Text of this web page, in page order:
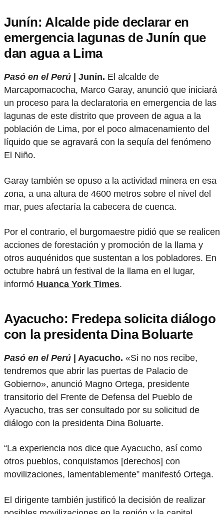
Junín: Alcalde pide declarar en
emergencia lagunas de Junín que
dan agua a Lima
Pasó en el Perú | Junín. El alcalde de
Marcapomacocha, Marco Garay, anunció que iniciará
un proceso para la declaratoria en emergencia de las
lagunas de este distrito que proveen de agua a la
población de Lima, por el poco almacenamiento del
líquido que se agravará con la sequía del fenómeno
El Niño.
Garay también se opuso a la actividad minera en esa
zona, a una altura de 4600 metros sobre el nivel del
mar, pues afectaría la cabecera de cuenca.
Por el contrario, el burgomaestre pidió que se realicen
acciones de forestación y promoción de la llama y
otros auquénidos que sustentan a los pobladores. En
octubre habrá un festival de la llama en el lugar,
informó Huanca York Times.
Ayacucho: Fredepa solicita diálogo
con la presidenta Dina Boluarte
Pasó en el Perú | Ayacucho. «Si no nos recibe,
tendremos que abrir las puertas de Palacio de
Gobierno», anunció Magno Ortega, presidente
transitorio del Frente de Defensa del Pueblo de
Ayacucho, tras ser consultado por su solicitud de
diálogo con la presidenta Dina Boluarte.
“La experiencia nos dice que Ayacucho, así como
otros pueblos, conquistamos [derechos] con
movilizaciones, lamentablemente” manifestó Ortega.
El dirigente también justificó la decisión de realizar